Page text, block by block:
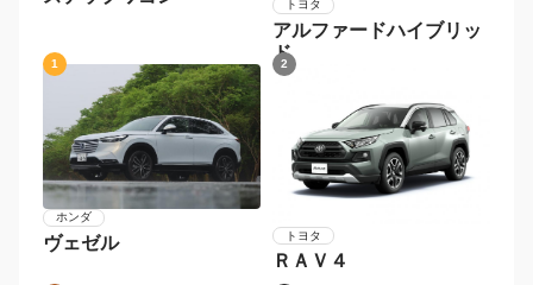
トヨタ
アルファードハイブリッ
ド
ホンダ
トヨタ